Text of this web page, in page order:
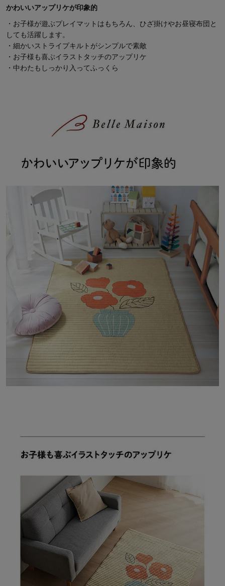
かわいいアップリケが印象的
・お子様が遊ぶプレイマットはもちろん、ひざ掛けやお昼寝布団と
しても活躍します。
・細かいストライプキルトがシンプルで素敵
・お子様も喜ぶイラストタッチのアップリケ
・中わたもしっかり入ってふっくら